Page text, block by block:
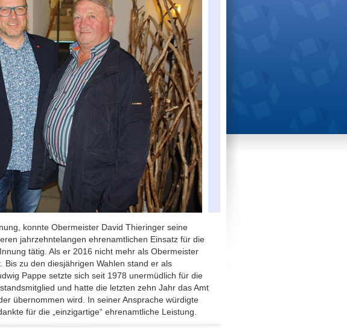
konnte Obermeister David Thieringer seine
jahrzehntelangen ehrenamtlichen Einsatz für die
tätig. Als er 2016 nicht mehr als Obermeister
zu den diesjährigen Wahlen stand er als
Pappe setzte sich seit 1978 unermüdlich für die
und hatte die letzten zehn Jahr das Amt
übernommen wird. In seiner Ansprache würdigte
für die „einzigartige“ ehrenamtliche Leistung.